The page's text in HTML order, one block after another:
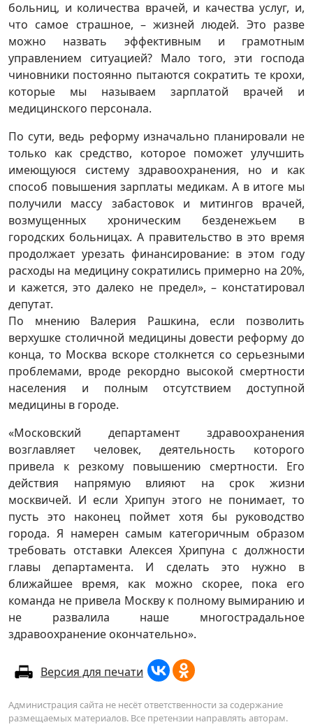
больниц, и количества врачей, и качества услуг, и,
что самое страшное, – жизней людей. Это разве
можно назвать эффективным и грамотным
управлением ситуацией? Мало того, эти господа
чиновники постоянно пытаются сократить те крохи,
которые мы называем зарплатой врачей и
медицинского персонала.
По сути, ведь реформу изначально планировали не
только как средство, которое поможет улучшить
имеющуюся систему здравоохранения, но и как
способ повышения зарплаты медикам. А в итоге мы
получили массу забастовок и митингов врачей,
возмущенных хроническим безденежьем в
городских больницах. А правительство в это время
продолжает урезать финансирование: в этом году
расходы на медицину сократились примерно на 20%,
и кажется, это далеко не предел», – констатировал
депутат.
По мнению Валерия Рашкина, если позволить
верхушке столичной медицины довести реформу до
конца, то Москва вскоре столкнется со серьезными
проблемами, вроде рекордно высокой смертности
населения и полным отсутствием доступной
медицины в городе.
«Московский департамент здравоохранения
возглавляет человек, деятельность которого
привела к резкому повышению смертности. Его
действия напрямую влияют на срок жизни
москвичей. И если Хрипун этого не понимает, то
пусть это наконец поймет хотя бы руководство
города. Я намерен самым категоричным образом
требовать отставки Алексея Хрипуна с должности
главы департамента. И сделать это нужно в
ближайшее время, как можно скорее, пока его
команда не привела Москву к полному вымиранию и
не развалила наше многострадальное
здравоохранение окончательно».
Версия для печати
Администрация сайта не несёт ответственности за содержание
размещаемых материалов. Все претензии направлять авторам.